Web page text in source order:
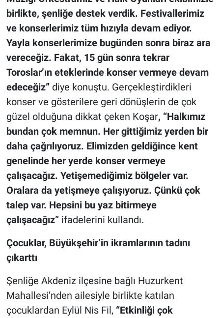
birlikte, şenliğe destek verdik. Festivallerimiz
ve konserlerimiz tüm hızıyla devam ediyor.
Yayla konserlerimize bugünden sonra biraz ara
vereceğiz. Fakat, 15 gün sonra tekrar
Toroslar’ın eteklerinde konser vermeye devam
edeceğiz” diye konuştu. Gerçekleştirdikleri
konser ve gösterilere geri dönüşlerin de çok
güzel olduğuna dikkat çeken Koşar, “Halkımız
bundan çok memnun. Her gittiğimiz yerden bir
daha çağrılıyoruz. Elimizden geldiğince kent
genelinde her yerde konser vermeye
çalışacağız. Yetişemediğimiz bölgeler var.
Oralara da yetişmeye çalışıyoruz. Çünkü çok
talep var. Hepsini bu yaz bitirmeye
çalışacağız” ifadelerini kullandı.
Çocuklar, Büyükşehir’in ikramlarının tadını
çıkarttı
Şenliğe Akdeniz ilçesine bağlı Huzurkent
Mahallesi’nden ailesiyle birlikte katılan
çocuklardan Eylül Nis Fil, “Etkinliği çok